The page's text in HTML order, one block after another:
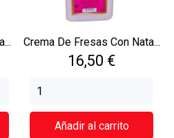
Crema De Fresas Con Nata...
Precio
16,50 €
Añadir al carrito